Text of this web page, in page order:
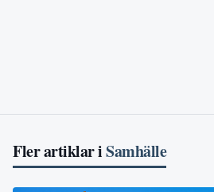
Fler artiklar iSamhälle